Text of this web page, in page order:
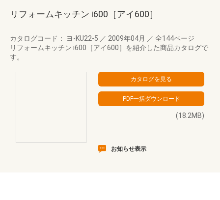
リフォームキッチン i600［アイ600］
カタログコード： ヨ-KU22-5 ／ 2009年04月 ／ 全144ページ
リフォームキッチン i600［アイ600］を紹介した商品カタログで
す。
(18.2MB)
お知らせ表示